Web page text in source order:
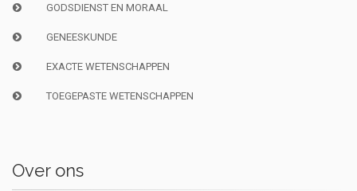
GODSDIENST EN MORAAL
GENEESKUNDE
EXACTE WETENSCHAPPEN
TOEGEPASTE WETENSCHAPPEN
Over ons